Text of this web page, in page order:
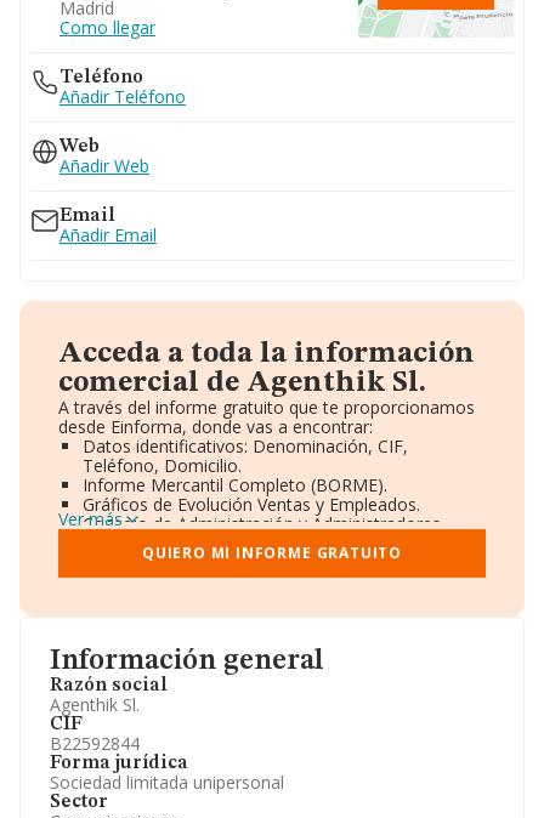
Información general
Razón social
Agenthik Sl.
CIF
B22592844
Forma jurídica
Sociedad limitada unipersonal
Sector
Madrid
Como llegar
Teléfono
Añadir Teléfono
Web
Añadir Web
Email
Añadir Email
Acceda a toda la información
comercial de Agenthik Sl.
A través del informe gratuito que te proporcionamos
desde Einforma, donde vas a encontrar:
Datos identificativos: Denominación, CIF,
Teléfono, Domicilio.
Informe Mercantil Completo (BORME).
Gráficos de Evolución Ventas y Empleados.
Consejo de Administración y Administradores.
Directivos y Ejecutivos.
Accionistas.
Participaciones y Vinculaciones en otras empresas.
Información oficial y registral complementaria.
Ver más
QUIERO MI INFORME GRATUITO